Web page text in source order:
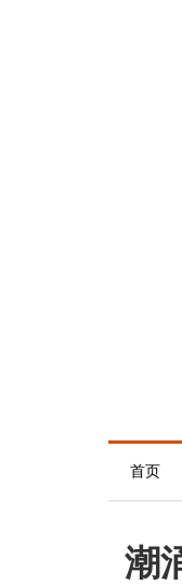
首页
潮